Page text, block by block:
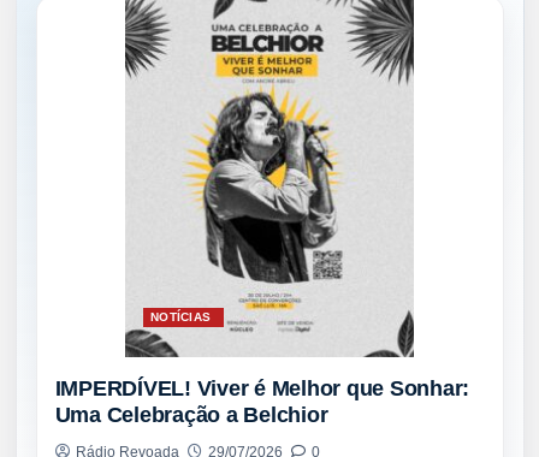
NOTÍCIAS
IMPERDÍVEL! Viver é Melhor que Sonhar:
Uma Celebração a Belchior
Rádio Revoada 29/07/2026 0